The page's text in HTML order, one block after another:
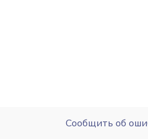
Сообщить об